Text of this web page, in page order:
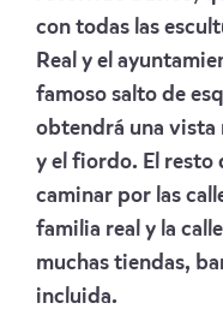
con todas las
Real y el
famoso salto de
obtendrá una vista
y el fiordo. El resto
caminar por las
familia real y la
muchas tiendas,
incluida.